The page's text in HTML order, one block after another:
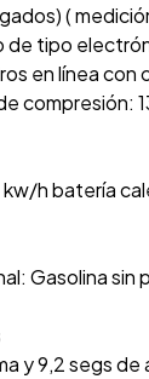
(
de tipo
en línea con
compresión:
h batería
Gasolina sin
y 9,2 segs